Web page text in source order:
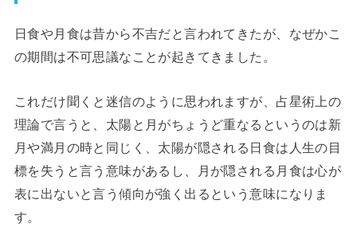
日食や月食は昔から不吉だと言われてきたが、なぜかこ
の期間は不可思議なことが起きてきました。
これだけ聞くと迷信のように思われますが、占星術上の
理論で言うと、太陽と月がちょうど重なるというのは新
月や満月の時と同じく、太陽が隠される日食は人生の目
標を失うと言う意味があるし、月が隠される月食は心が
表に出ないと言う傾向が強く出るという意味になりま
す。